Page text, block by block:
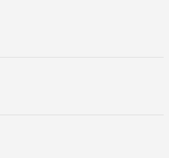
順序結構的妥當安排、
防意外發生的「應變樹
不完而感到焦慮與沮